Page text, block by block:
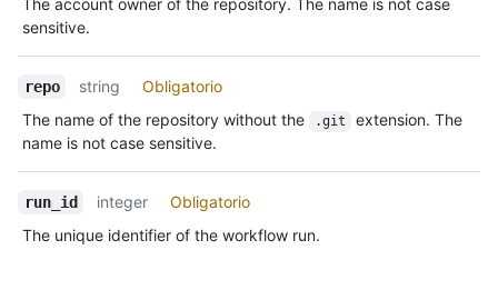
The account owner of the repository. The name is not case
sensitive.
repo string
Obligatorio
The name of the repository without the
.git
extension. The
name is not case sensitive.
run_id integer
Obligatorio
The unique identifier of the workflow run.